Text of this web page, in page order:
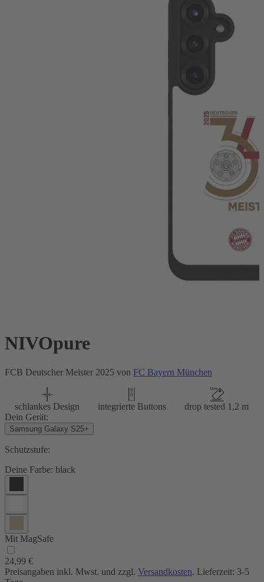
NIVOpure
FCB Deutscher Meister 2025 von FC Bayern München
schlankes Design integrierte Buttons
drop tested 1,2 m
Dein Gerät:
Samsung Galaxy S25+
Schutzstufe:
Deine Farbe: black
Mit MagSafe
24,99 €
Preisangaben inkl. Mwst. und zzgl. Versandkosten. Lieferzeit: 3-5